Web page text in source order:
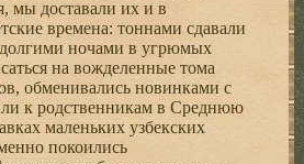
мы доставали их и в
времена: тоннами сдавали
долгими ночами в угрюмых
на вожделенные тома
обменивались новинками с
к родственникам в Среднюю
маленьких узбекских
покоились